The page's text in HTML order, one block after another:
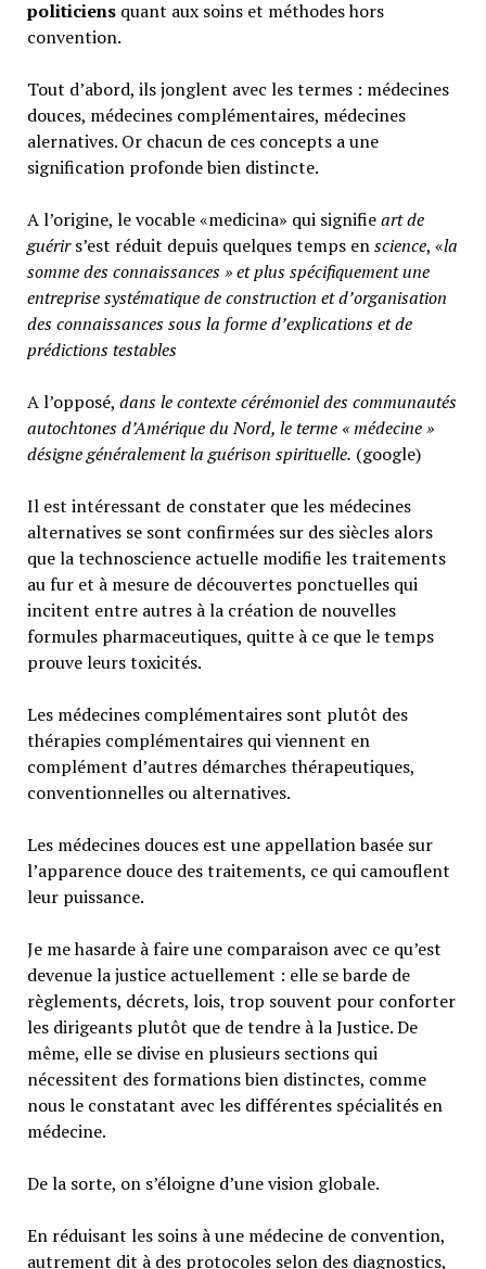
politiciensquant aux soins et méthodes hors
convention.
Tout d’abord, ils jonglent avec les termes : médecines
douces, médecines complémentaires, médecines
alernatives. Or chacun de ces concepts a une
signification profonde bien distincte.
A l’origine, le vocable «medicina» qui signifieart de
guérirs’est réduit depuis quelques temps enscience, «la
somme des connaissances » et plus spécifiquement une
entreprise systématique de construction et d’organisation
des connaissances sous la forme d’explications et de
prédictions testables
A l’opposé, dans le contexte cérémoniel des communautés
autochtones d’Amérique du Nord, le terme « médecine »
désigne généralementla guérison spirituelle. (google)
Il est intéressant de constater que les médecines
alternatives se sont confirmées sur des siècles alors
que la technoscience actuelle modifie les traitements
au fur et à mesure de découvertes ponctuelles qui
incitent entre autres à la création de nouvelles
formules pharmaceutiques, quitte à ce que le temps
prouve leurs toxicités.
Les médecines complémentaires sont plutôt des
thérapies complémentaires qui viennent en
complément d’autres démarches thérapeutiques,
conventionnelles ou alternatives.
Les médecines douces est une appellation basée sur
l’apparence douce des traitements, ce qui camouflent
leur puissance.
Je me hasarde à faire une comparaison avec ce qu’est
devenue la justice actuellement : elle se barde de
règlements, décrets, lois, trop souvent pour conforter
les dirigeants plutôt que de tendre à la Justice. De
même, elle se divise en plusieurs sections qui
nécessitent des formations bien distinctes, comme
nous le constatant avec les différentes spécialités en
médecine.
De la sorte, on s’éloigne d’une vision globale.
En réduisant les soins à une médecine de convention,
autrement dit à des protocoles selon des diagnostics,